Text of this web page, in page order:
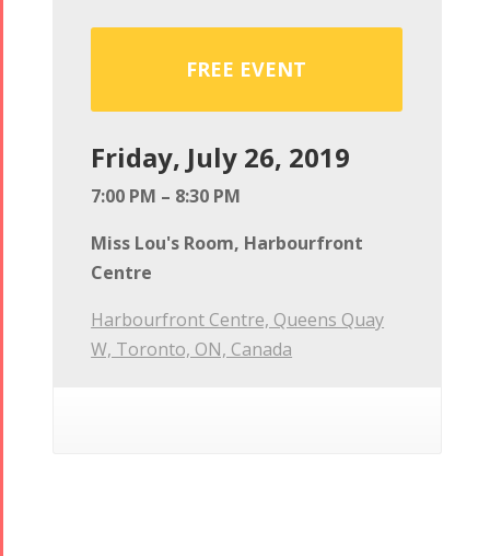
FREE EVENT
Friday, July 26, 2019
7:00 PM – 8:30 PM
Miss Lou's Room, Harbourfront
Centre
Harbourfront Centre, Queens Quay
W, Toronto, ON, Canada